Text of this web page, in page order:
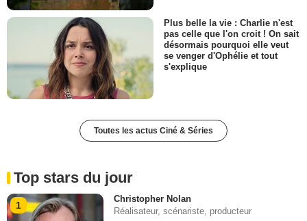
Plus belle la vie : Charlie n'est
pas celle que l'on croit ! On sait
désormais pourquoi elle veut
se venger d'Ophélie et tout
s'explique
Toutes les actus Ciné & Séries
Top stars du jour
1
Christopher Nolan
Réalisateur, scénariste, producteur